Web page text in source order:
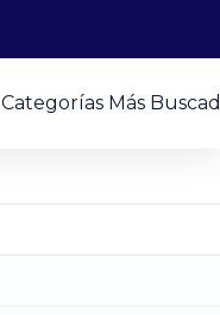
Categorías Más